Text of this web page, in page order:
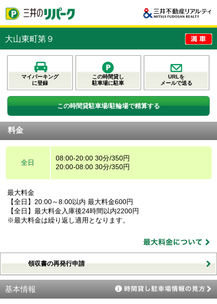
大山東町第９
マイパーキング
に登録
この時間貸し
駐車場に駐車
URLを
メールで送る
この時間貸駐車場/駐輪場で精算する
料金
全日
08:00-20:00 30分/350円
20:00-08:00 30分/350円
最大料金
【全日】20:00～8:00以内 最大料金600円
【全日】最大料金入庫後24時間以内2200円
※最大料金は繰り返し適用となります。
領収書の再発行申請
基本情報